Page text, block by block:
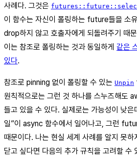
사례다. 그것은
이 함수는 자신이 폴링하는 future들을 소
drop하지 않고 호출자에게 되돌려주기 때
이는 참조로 폴링하는 것과 동일하게 같은
있다.
참조로 pinning 없이 폴링할 수 있는 Unpin
원칙적으로는 그런 것 하나를 스누즈해도
들고 있을 수 있다. 실제로는 가능성이 낮은
일”이 async 함수에서 일어나고, 그런
때문이다. 나는 현실 세계 사례를 알지 못하
닫고 싶다면 다음의 추가 규칙을 고려할 수